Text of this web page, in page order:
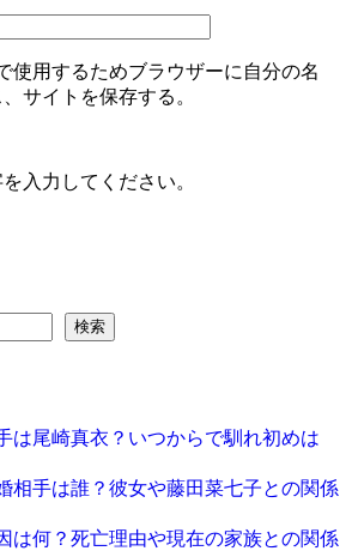
使用するためブラウザーに自分の名
サイトを保存する。
入力してください。
検索
は尾崎真衣？いつからで馴れ初めは
相手は誰？彼女や藤田菜七子との関係
は何？死亡理由や現在の家族との関係